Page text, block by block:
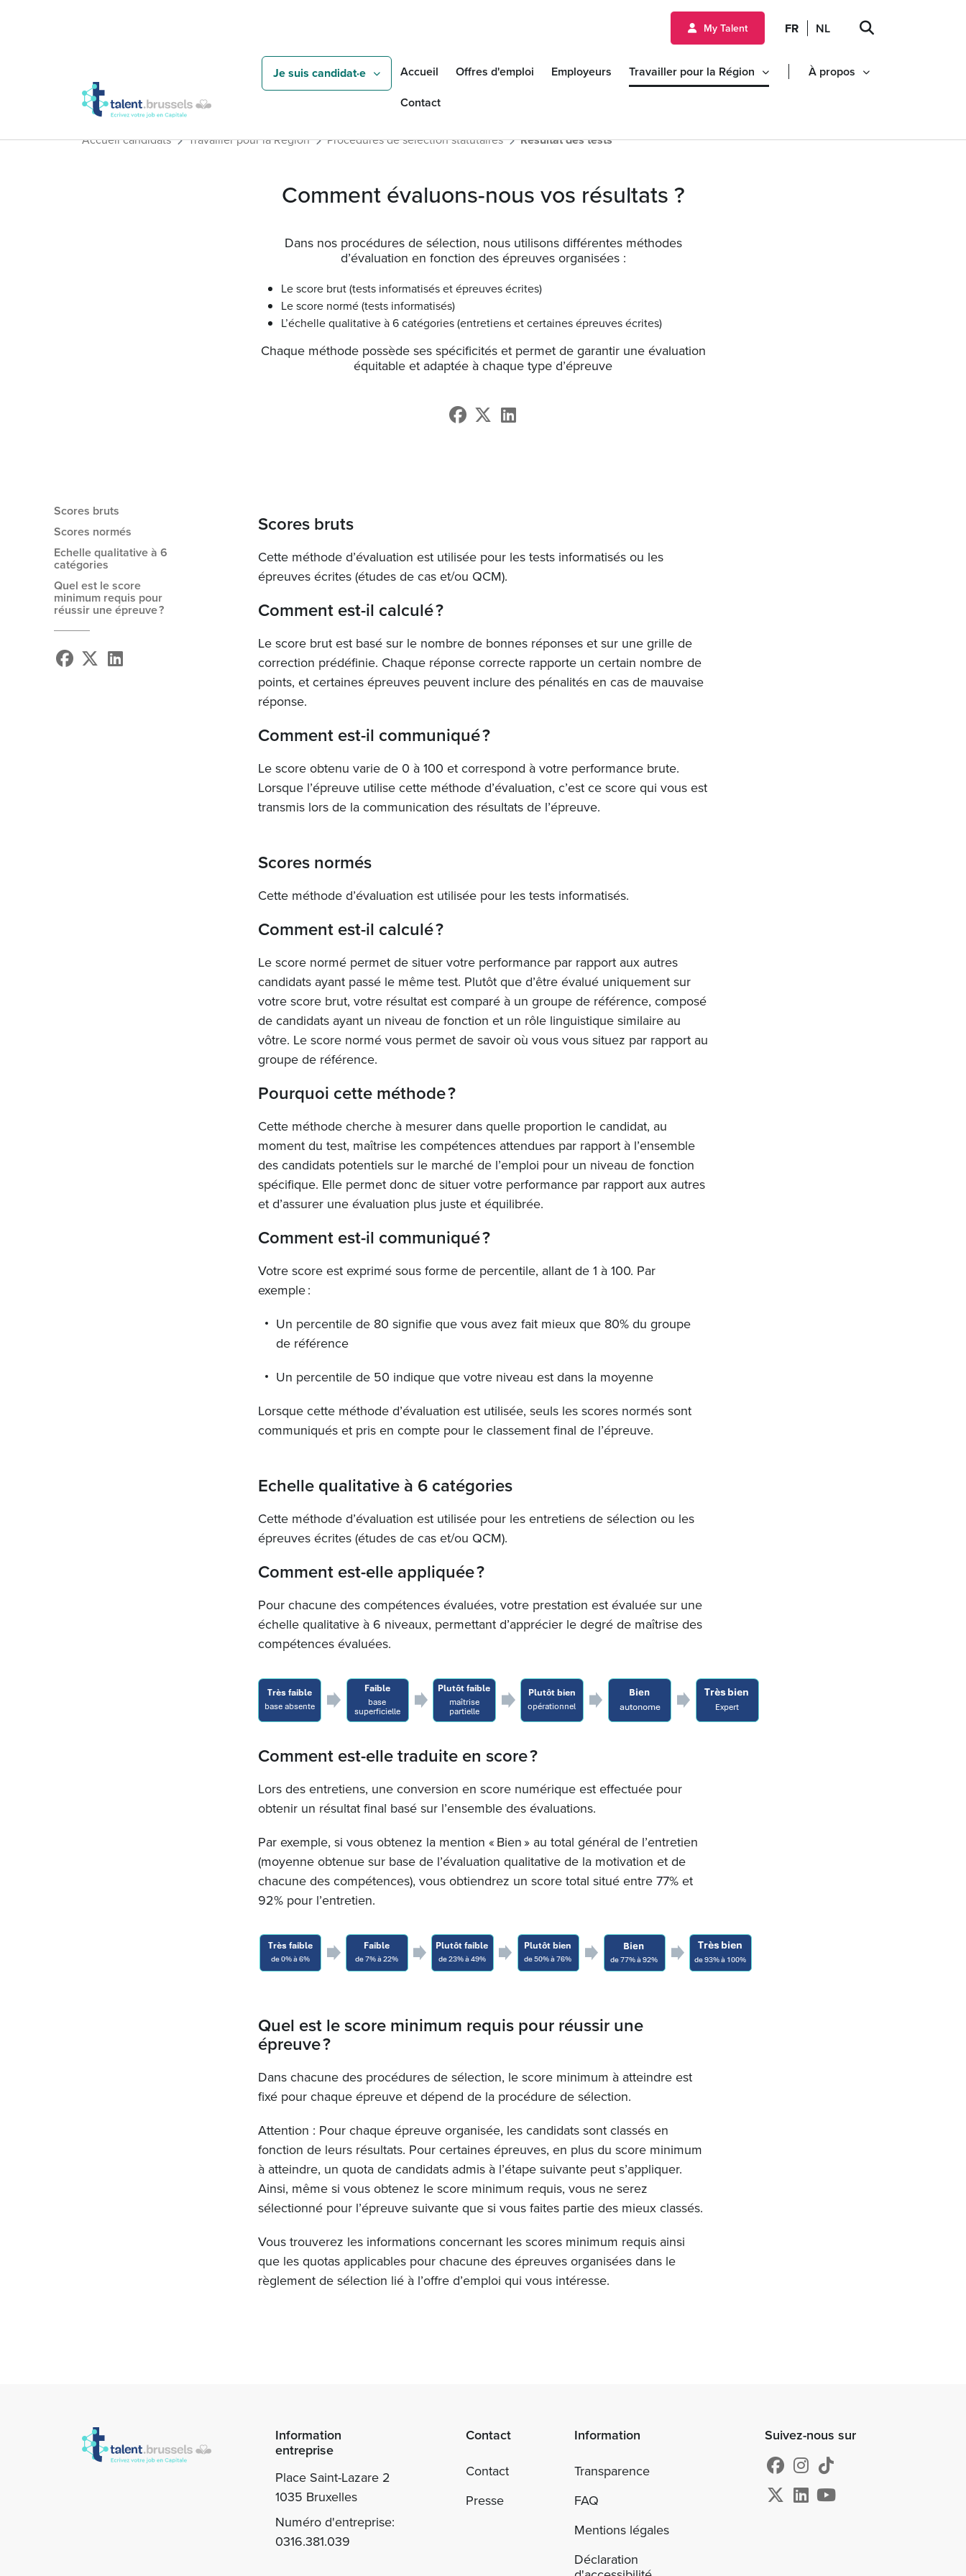
Je suis candidat·e Accueil Offres d'emploi Employeurs Travailler pour la Région
À propos
Contact
My Talent FR NL
Accueil candidats Travailler pour la Région Procédures de sélection statutaires Résultat des tests
Comment évaluons-nous vos résultats ?
Dans nos procédures de sélection, nous utilisons différentes méthodes
d’évaluation en fonction des épreuves organisées :
Le score brut (tests informatisés et épreuves écrites)
Le score normé (tests informatisés)
L’échelle qualitative à 6 catégories (entretiens et certaines épreuves écrites)
Chaque méthode possède ses spécificités et permet de garantir une évaluation
équitable et adaptée à chaque type d’épreuve
Scores bruts
Scores normés
Echelle qualitative à 6
catégories
Quel est le score
minimum requis pour
réussir une épreuve ?
Scores bruts
Cette méthode d’évaluation est utilisée pour les tests informatisés ou les
épreuves écrites (études de cas et/ou QCM).
Comment est-il calculé ?
Le score brut est basé sur le nombre de bonnes réponses et sur une grille de
correction prédéfinie. Chaque réponse correcte rapporte un certain nombre de
points, et certaines épreuves peuvent inclure des pénalités en cas de mauvaise
réponse.
Comment est-il communiqué ?
Le score obtenu varie de 0 à 100 et correspond à votre performance brute.
Lorsque l’épreuve utilise cette méthode d’évaluation, c’est ce score qui vous est
transmis lors de la communication des résultats de l’épreuve.
Scores normés
Cette méthode d’évaluation est utilisée pour les tests informatisés.
Comment est-il calculé ?
Le score normé permet de situer votre performance par rapport aux autres
candidats ayant passé le même test. Plutôt que d’être évalué uniquement sur
votre score brut, votre résultat est comparé à un groupe de référence, composé
de candidats ayant un niveau de fonction et un rôle linguistique similaire au
vôtre. Le score normé vous permet de savoir où vous vous situez par rapport au
groupe de référence.
Pourquoi cette méthode ?
Cette méthode cherche à mesurer dans quelle proportion le candidat, au
moment du test, maîtrise les compétences attendues par rapport à l’ensemble
des candidats potentiels sur le marché de l’emploi pour un niveau de fonction
spécifique. Elle permet donc de situer votre performance par rapport aux autres
et d’assurer une évaluation plus juste et équilibrée.
Comment est-il communiqué ?
Votre score est exprimé sous forme de percentile, allant de 1 à 100. Par
exemple :
Un percentile de 80 signifie que vous avez fait mieux que 80% du groupe
de référence
Un percentile de 50 indique que votre niveau est dans la moyenne
Lorsque cette méthode d’évaluation est utilisée, seuls les scores normés sont
communiqués et pris en compte pour le classement final de l’épreuve.
Echelle qualitative à 6 catégories
Cette méthode d’évaluation est utilisée pour les entretiens de sélection ou les
épreuves écrites (études de cas et/ou QCM).
Comment est-elle appliquée ?
Pour chacune des compétences évaluées, votre prestation est évaluée sur une
échelle qualitative à 6 niveaux, permettant d’apprécier le degré de maîtrise des
compétences évaluées.
Comment est-elle traduite en score ?
Lors des entretiens, une conversion en score numérique est effectuée pour
obtenir un résultat final basé sur l’ensemble des évaluations.
Par exemple, si vous obtenez la mention « Bien » au total général de l’entretien
(moyenne obtenue sur base de l’évaluation qualitative de la motivation et de
chacune des compétences), vous obtiendrez un score total situé entre 77% et
92% pour l’entretien.
Quel est le score minimum requis pour réussir une
épreuve ?
Dans chacune des procédures de sélection, le score minimum à atteindre est
fixé pour chaque épreuve et dépend de la procédure de sélection.
Attention : Pour chaque épreuve organisée, les candidats sont classés en
fonction de leurs résultats. Pour certaines épreuves, en plus du score minimum
à atteindre, un quota de candidats admis à l’étape suivante peut s’appliquer.
Ainsi, même si vous obtenez le score minimum requis, vous ne serez
sélectionné pour l’épreuve suivante que si vous faites partie des mieux classés.
Vous trouverez les informations concernant les scores minimum requis ainsi
que les quotas applicables pour chacune des épreuves organisées dans le
règlement de sélection lié à l’offre d’emploi qui vous intéresse.
Information
entreprise
Place Saint-Lazare 2
1035 Bruxelles
Numéro d'entreprise:
0316.381.039
Contact
Contact
Presse
Information
Transparence
FAQ
Mentions légales
Déclaration
Suivez-nous sur